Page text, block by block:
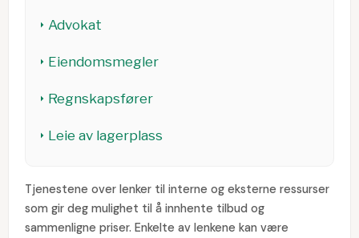
Advokat
Eiendomsmegler
Regnskapsfører
Leie av lagerplass
Tjenestene over lenker til interne og eksterne ressurser
som gir deg mulighet til å innhente tilbud og
sammenligne priser. Enkelte av lenkene kan være